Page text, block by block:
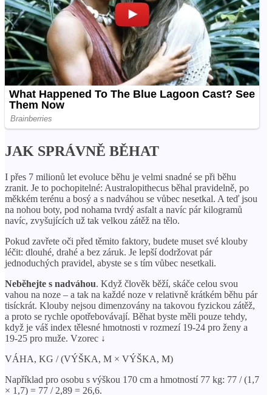
JAK SPRÁVNĚ BĚHAT
I přes 7 milionů let evoluce běhu je velmi snadné se při běhu
zranit. Je to pochopitelné: Australopithecus běhal pravidelně, po
měkkém terénu a bosý a s nadváhou se vůbec nesetkal. A teď jsou
na nohou boty, pod nohama tvrdý asfalt a navíc pár kilogramů
navíc, zvyšujících už tak velkou zátěž na tělo.
Pokud zavřete oči před těmito faktory, budete muset své klouby
léčit: dlouhé, drahé a bez záruk. Je lepší dodržovat pár
jednoduchých pravidel, abyste se s tím vůbec nesetkali.
Neběhejte s nadváhou. Když člověk běží, skáče celou svou
vahou na noze – a tak na každé noze v relativně krátkém běhu pár
tisíckrát. Klouby nejsou dimenzovány na takovou fyzickou zátěž,
a proto se rychle opotřebovávají. Běhat byste měli pouze tehdy,
když je váš index tělesné hmotnosti v rozmezí 19-24 pro ženy a
19-25 pro muže. Vzorec ↓
VÁHA, KG / (VÝŠKA, M × VÝŠKA, M)
Například pro osobu s výškou 170 cm a hmotností 77 kg: 77 / (1,7
× 1,7) = 77 / 2,89 = 26,6.